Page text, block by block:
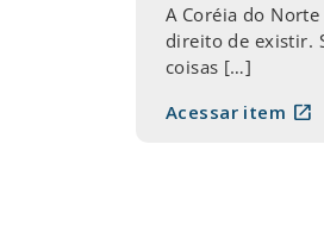
A Coréia do
direito de existir.
coisas […]
Acessar item open_in_new